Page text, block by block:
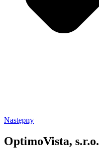
Następny
OptimoVista, s.r.o.